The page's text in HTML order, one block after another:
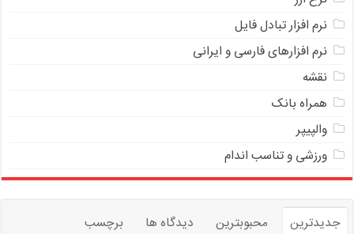
ﻧﺮﻡ ﺍﻓﺰﺍﺭ ﺗﺒﺎﺩﻝ ﻓﺎﻳﻞ
نرم افزارهای فارسی و ایرانی
نقشه
همراه بانک
والپیپر
ورزشی و تناسب اندام
جدیدترین محبوبترین دیدگاه ها
برچسب